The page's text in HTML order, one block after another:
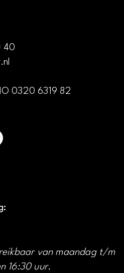
40
0320 6319 82
van maandag t/m
16:30 uur.